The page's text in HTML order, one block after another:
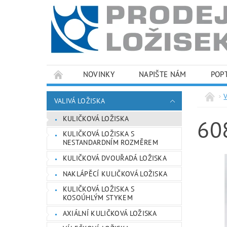
NOVINKY NAPIŠTE NÁM
PODMÍNKY OCHRANY OSOBNÍCH ÚDAJŮ
VALIVÁ LOŽISKA
KULIČKOVÁ LOŽISKA
KULIČKOVÁ LOŽISKA S
NESTANDARDNÍM ROZMĚREM
KULIČKOVÁ DVOUŘADÁ LOŽISKA
NAKLÁPĚCÍ KULIČKOVÁ LOŽISKA
KULIČKOVÁ LOŽISKA S
KOSOÚHLÝM STYKEM
AXIÁLNÍ KULIČKOVÁ LOŽISKA